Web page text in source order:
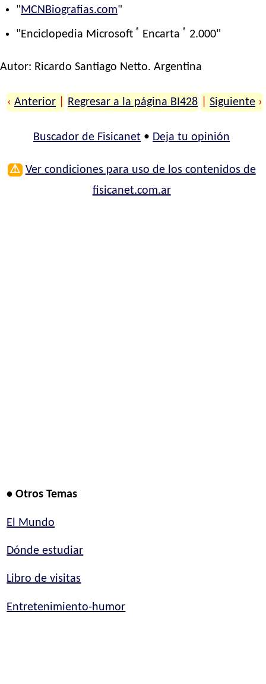
"MCNBiografias.com"
"Enciclopedia Microsoft ® Encarta ® 2.000"
Autor: Ricardo Santiago Netto. Argentina
‹ Anterior Regresar a la página BI428 Siguiente ›
Buscador de Fisicanet • Deja tu opinión
⚠ Ver condiciones para uso de los contenidos de
fisicanet.com.ar
• Otros Temas
El Mundo
Dónde estudiar
Libro de visitas
Entretenimiento-humor